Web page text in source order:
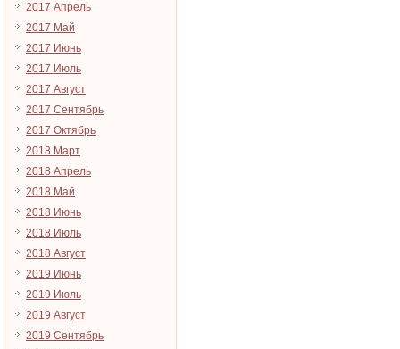
2017 Апрель
2017 Май
2017 Июнь
2017 Июль
2017 Август
2017 Сентябрь
2017 Октябрь
2018 Март
2018 Апрель
2018 Май
2018 Июнь
2018 Июль
2018 Август
2019 Июнь
2019 Июль
2019 Август
2019 Сентябрь